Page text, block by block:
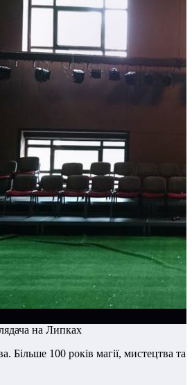
на Липках
Більше 100 років магії, мистецтва та